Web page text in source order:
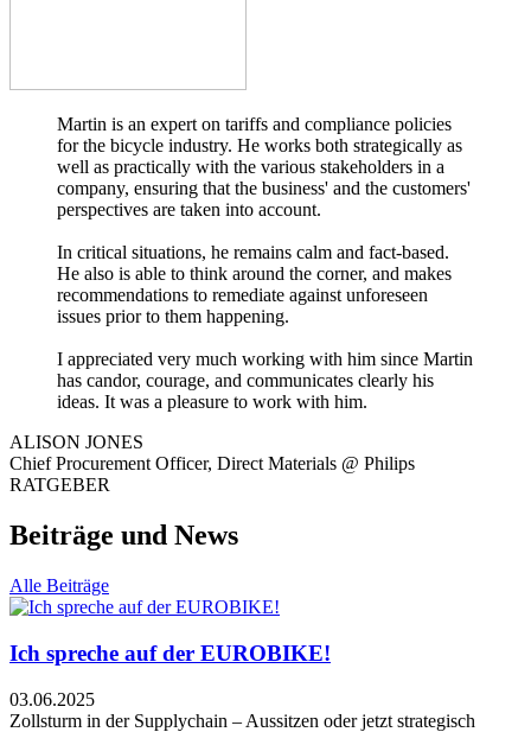
Martin is an expert on tariffs and compliance policies
for the bicycle industry. He works both strategically as
well as practically with the various stakeholders in a
company, ensuring that the business' and the customers'
perspectives are taken into account.
In critical situations, he remains calm and fact-based.
He also is able to think around the corner, and makes
recommendations to remediate against unforeseen
issues prior to them happening.
I appreciated very much working with him since Martin
has candor, courage, and communicates clearly his
ideas. It was a pleasure to work with him.
ALISON JONES
Chief Procurement Officer, Direct Materials @ Philips
RATGEBER
Beiträge und News
Alle Beiträge
Ich spreche auf der EUROBIKE!
03.06.2025
Zollsturm in der Supplychain – Aussitzen oder jetzt strategisch